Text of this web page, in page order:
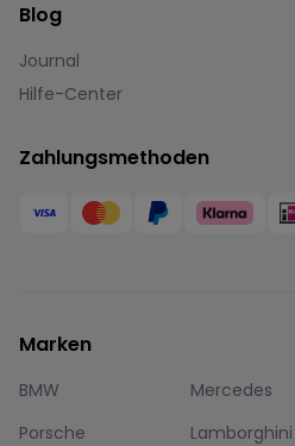
Blog
Journal
Hilfe-Center
Zahlungsmethoden
Marken
BMW Mercedes
Porsche
Lamborghini